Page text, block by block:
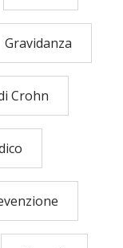
Gravidanza
Crohn